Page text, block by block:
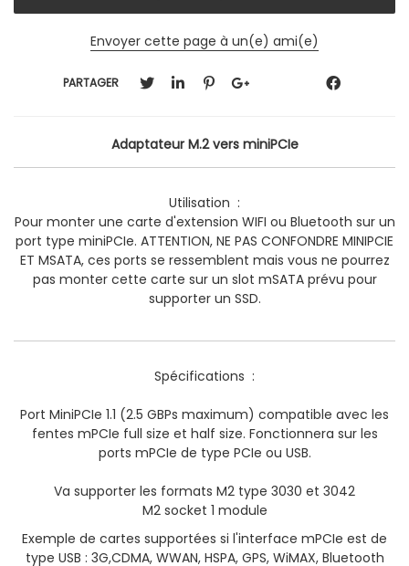
Envoyer cette page à un(e) ami(e)
PARTAGER
Adaptateur M.2 vers miniPCIe
Utilisation :
Pour monter une carte d'extension WIFI ou Bluetooth sur un
port type miniPCIe. ATTENTION, NE PAS CONFONDRE MINIPCIE
ET MSATA, ces ports se ressemblent mais vous ne pourrez
pas monter cette carte sur un slot mSATA prévu pour
supporter un SSD.
Spécifications :
Port MiniPCIe 1.1 (2.5 GBPs maximum) compatible avec les
fentes mPCIe full size et half size. Fonctionnera sur les
ports mPCIe de type PCIe ou USB.
Va supporter les formats M2 type 3030 et 3042
M2 socket 1 module
Exemple de cartes supportées si l'interface mPCIe est de
type USB : 3G,CDMA, WWAN, HSPA, GPS, WiMAX, Bluetooth